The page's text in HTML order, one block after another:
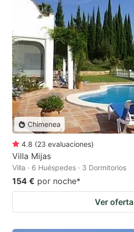
Chimenea
4.8 (23 evaluaciones)
Villa Mijas
Villa · 6 Huéspedes · 3 Dormitorios
154 € por noche*
Ver oferta